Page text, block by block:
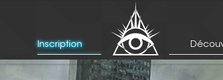
Inscription